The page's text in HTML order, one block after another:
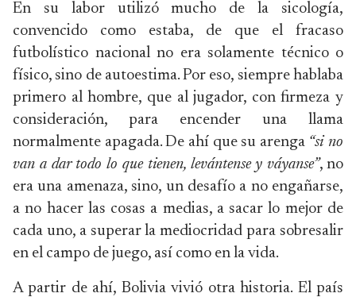
En su labor utilizó mucho de la sicología,
convencido como estaba, de que el fracaso
futbolístico nacional no era solamente técnico o
físico, sino de autoestima. Por eso, siempre hablaba
primero al hombre, que al jugador, con firmeza y
consideración, para encender una llama
normalmente apagada. De ahí que su arenga “si no
van a dar todo lo que tienen, levántense y váyanse”, no
era una amenaza, sino, un desafío a no engañarse,
a no hacer las cosas a medias, a sacar lo mejor de
cada uno, a superar la mediocridad para sobresalir
en el campo de juego, así como en la vida.
A partir de ahí, Bolivia vivió otra historia. El país